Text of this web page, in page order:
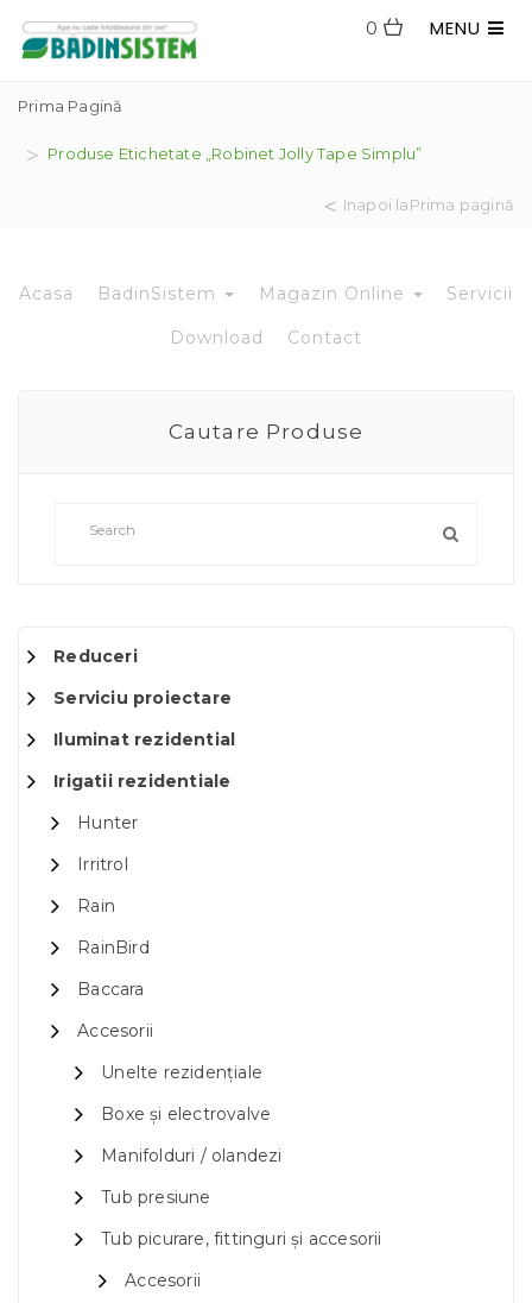
MENU
0
Prima Pagină
Produse Etichetate „Robinet Jolly Tape Simplu”
Inapoi laPrima pagină
Acasa BadinSistem Magazin Online Servicii
Download Contact
Cautare Produse
Reduceri
Serviciu proiectare
Iluminat rezidential
Irigatii rezidentiale
Hunter
Irritrol
Rain
RainBird
Baccara
Accesorii
Unelte rezidențiale
Boxe și electrovalve
Manifolduri / olandezi
Tub presiune
Tub picurare, fittinguri și accesorii
Accesorii